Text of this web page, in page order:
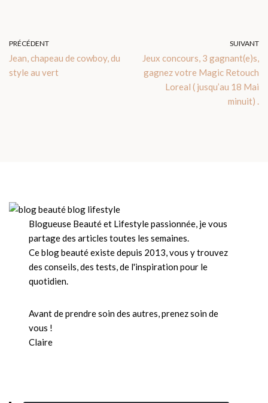
PRÉCÉDENT
Jean, chapeau de cowboy, du
style au vert
SUIVANT
Jeux concours, 3 gagnant(e)s,
gagnez votre Magic Retouch
Loreal ( jusqu’au 18 Mai
minuit) .
Blogueuse Beauté et Lifestyle passionnée, je vous
partage des articles toutes les semaines.
Ce blog beauté existe depuis 2013, vous y trouvez
des conseils, des tests, de l'inspiration pour le
quotidien.
Avant de prendre soin des autres, prenez soin de
vous !
Claire